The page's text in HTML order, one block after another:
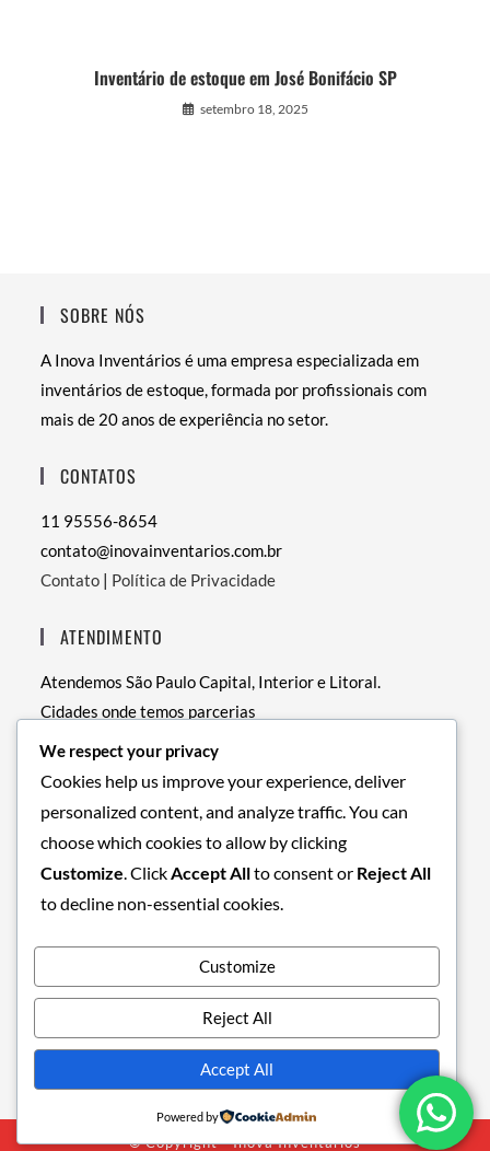
Inventário de estoque em José Bonifácio SP
setembro 18, 2025
SOBRE NÓS
A Inova Inventários é uma empresa especializada em
inventários de estoque, formada por profissionais com
mais de 20 anos de experiência no setor.
CONTATOS
11 95556-8654
contato@inovainventarios.com.br
Contato | Política de Privacidade
ATENDIMENTO
Atendemos São Paulo Capital, Interior e Litoral.
Cidades onde temos parcerias
• RJ – Rio de Janeiro
© Copyright - Inova Inventários
We respect your privacy
Cookies help us improve your experience, deliver
personalized content, and analyze traffic. You can
choose which cookies to allow by clicking
Customize. ClickAccept Allto consent or Reject All
to decline non-essential cookies.
Customize
Reject All
Accept All
Powered by